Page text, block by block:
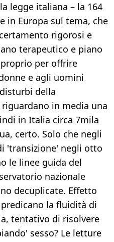
legge italiana – la 164
in Europa sul tema, che
rigorosi e
terapeutico e piano
per offrire
e agli uomini
della
in media una
in Italia circa 7mila
certo. Solo che negli
'transizione' negli otto
le linee guida del
nazionale
decuplicate. Effetto
la fluidità di
tentativo di risolvere
sesso? Le letture